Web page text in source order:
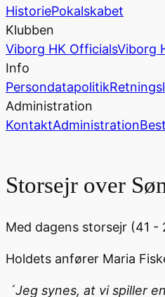
HistoriePokalskabet
Klubben
Viborg HK OfficialsViborg
Info
Persondatapolitik
Administration
KontaktAdministration
Storsejr over
Med dagens storsejr (41
Holdets anfører Maria
´Jeg synes, at vi spiller